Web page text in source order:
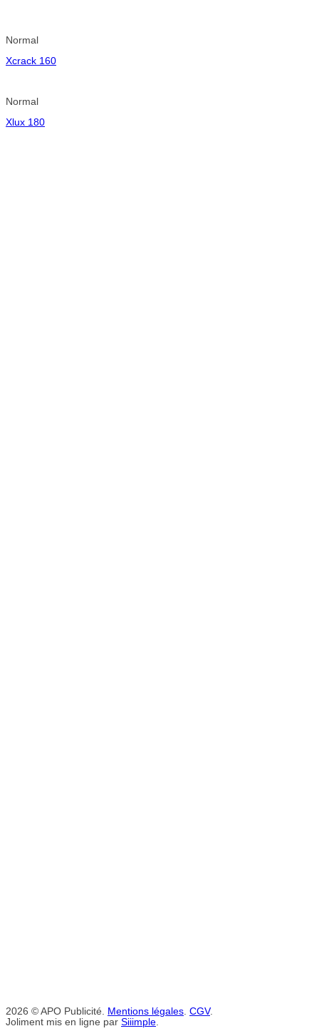
Normal
Xcrack 160
Normal
Xlux 180
2026 © APO Publicité. Mentions légales. CGV.
Joliment mis en ligne par Siiimple.